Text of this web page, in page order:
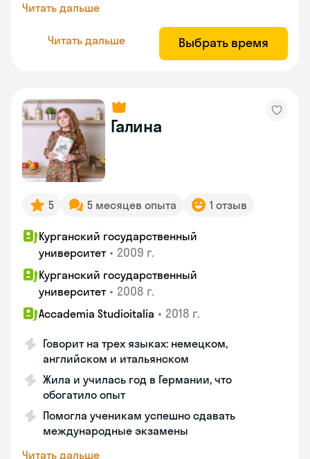
Читать дальше
Читать дальше Выбрать время
Галина
5 5 месяцев опыта 1 отзыв
Курганский государственный
университет • 2009 г.
Курганский государственный
университет • 2008 г.
Accademia Studioitalia • 2018 г.
Говорит на трех языках: немецком,
английском и итальянском
Жила и училась год в Германии, что
обогатило опыт
Помогла ученикам успешно сдавать
международные экзамены
Читать дальше